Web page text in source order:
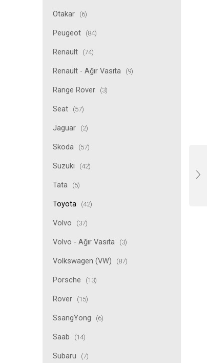
Otakar (6)
Peugeot (84)
Renault (74)
Renault - Ağır Vasıta (9)
Range Rover (3)
Seat (57)
Jaguar (2)
Skoda (57)
Suzuki (42)
Tata (5)
Toyota (42)
Volvo (37)
Volvo - Ağır Vasıta (3)
Volkswagen (VW) (87)
Porsche (13)
Rover (15)
SsangYong (6)
Saab (14)
Subaru (7)